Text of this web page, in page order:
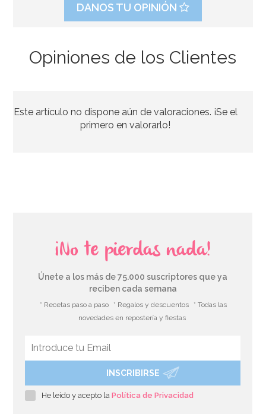
DANOS TU OPINIÓN
Opiniones de los Clientes
Este artículo no dispone aún de valoraciones. ¡Se el
primero en valorarlo!
¡No te pierdas nada!
Únete a los más de 75.000 suscriptores que ya
reciben cada semana
* Recetas paso a paso * Regalos y descuentos
* Todas las
novedades en repostería y fiestas
INSCRIBIRSE
He leído y acepto laPolítica de Privacidad